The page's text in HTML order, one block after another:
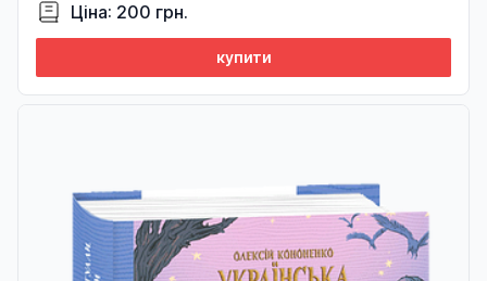
Ціна: 200 грн.
купити